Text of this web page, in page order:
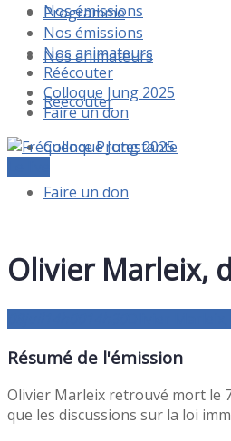
Nos émissions
Nos animateurs
Réécouter
Colloque Jung 2025
Faire un don
Programme
Nos émissions
Nos animateurs
Réécouter
Colloque Jung 2025
Faire un don
Olivier Marleix,
Résumé de l'émission
Olivier Marleix retrouvé mort le
que les discussions sur la loi